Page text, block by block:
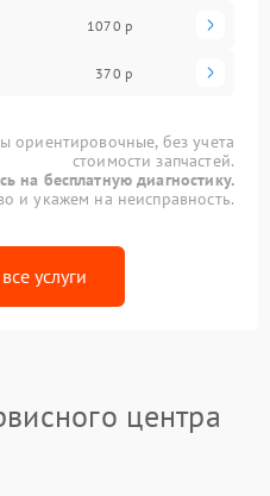
1070 р
370 р
ориентировочные, без учета
стоимости запчастей.
на бесплатную диагностику.
и укажем на неисправность.
услуги
центра